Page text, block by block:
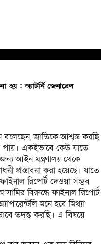
হয় : অ্যাটর্নি জেনারেল
বলেছেন, জাতিকে আশ্বস্ত করছি
পায়। একইভাবে কেউ যাতে
আইন মন্ত্রণালয় থেকে
প্রস্তাবনা করা হয়েছে। যাতে
রিপোর্ট দেওয়া সম্ভব
বিরুদ্ধে ফাইনাল রিপোর্ট
মনে হবে মিথ্যা
তদন্ত করছি। এ বিষয়ে